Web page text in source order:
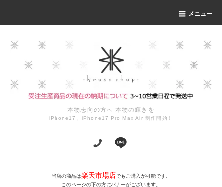
メニュー
本物志向の方へ 本物の輝きを
iPhone17、iPhone17 Pro Max Air 制作開始！
当店の商品は楽天市場店でもご購入が可能です。
このページの下の方にバナーがございます。